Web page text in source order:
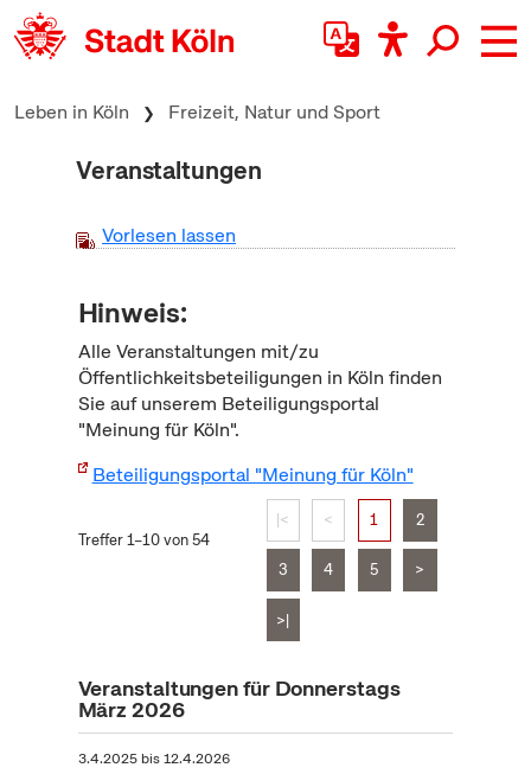
zum Inhalt springen
Leben in Köln Freizeit, Natur und Sport
Veranstaltungen
Vorlesen lassen
Hinweis:
Alle Veranstaltungen mit/zu
Öffentlichkeitsbeteiligungen in Köln finden
Sie auf unserem Beteiligungsportal
"Meinung für Köln".
Beteiligungsportal "Meinung für Köln"
Treffer 1–10 von 54
|< < 1 2
3 4 5 >
>|
Veranstaltungen für Donnerstags
März 2026
3.4.2025bis12.4.2026